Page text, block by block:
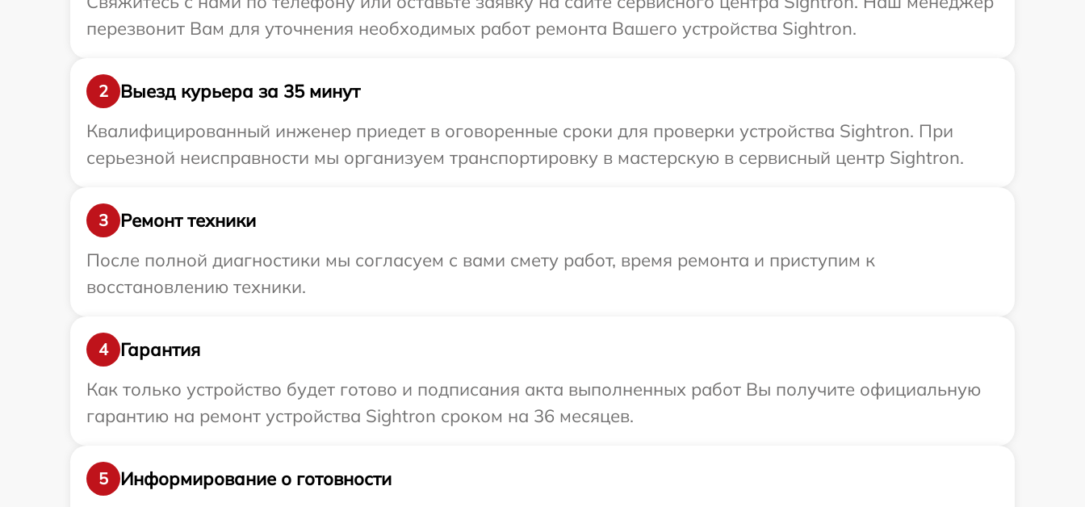
перезвонит Вам для уточнения необходимых работ ремонта Вашего устройства Sightron.
2
Выезд курьера за 35 минут
Квалифицированный инженер приедет в оговоренные сроки для проверки устройства Sightron. При
серьезной неисправности мы организуем транспортировку в мастерскую в сервисный центр Sightron.
3
Ремонт техники
После полной диагностики мы согласуем с вами смету работ, время ремонта и приступим к
восстановлению техники.
4
Гарантия
Как только устройство будет готово и подписания акта выполненных работ Вы получите официальную
гарантию на ремонт устройства Sightron сроком на 36 месяцев.
5
Информирование о готовности